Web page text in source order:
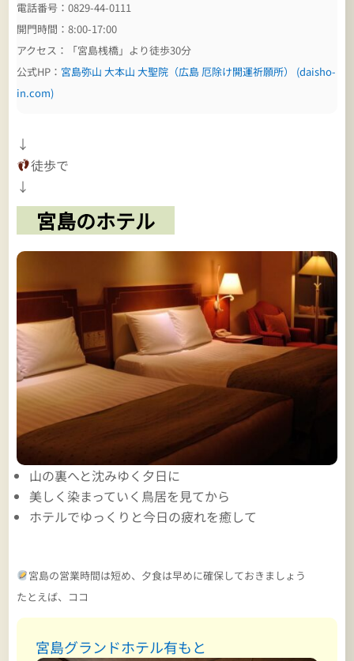
電話番号：0829-44-0111
開門時間：8:00-17:00
アクセス：「宮島桟橋」より徒歩30分
公式HP： 宮島弥山 大本山 大聖院（広島 厄除け開運祈願所） (daisho-
in.com)
↓
徒歩で
↓
宮島のホテル
山の裏へと沈みゆく夕日に
美しく染まっていく鳥居を見てから
ホテルでゆっくりと今日の疲れを癒して
宮島の営業時間は短め、夕食は早めに確保しておきましょう
たとえば、ココ
宮島グランドホテル有もと